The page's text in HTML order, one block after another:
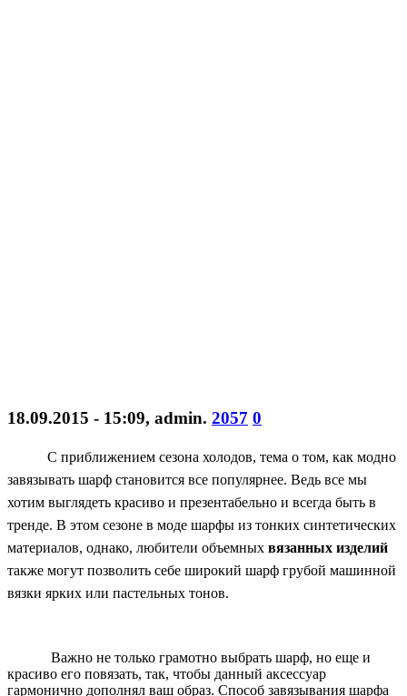
18.09.2015 - 15:09, admin. 2057 0
С приближением сезона холодов, тема о том, как модно
завязывать шарф становится все популярнее. Ведь все мы
хотим выглядеть красиво и презентабельно и всегда быть в
тренде. В этом сезоне в моде шарфы из тонких синтетических
материалов, однако, любители объемных вязанных изделий
также могут позволить себе широкий шарф грубой машинной
вязки ярких или пастельных тонов.
Важно не только грамотно выбрать шарф, но еще и
красиво его повязать, так, чтобы данный аксессуар
гармонично дополнял ваш образ. Способ завязывания шарфа